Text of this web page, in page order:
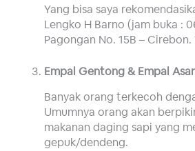
Yang bisa saya
Lengko H Barno (jam buka :
Pagongan No. 15B –
Empal Gentong & Empal
Banyak orang terkecoh
Umumnya orang akan
makanan daging sapi yang
gepuk/dendeng.